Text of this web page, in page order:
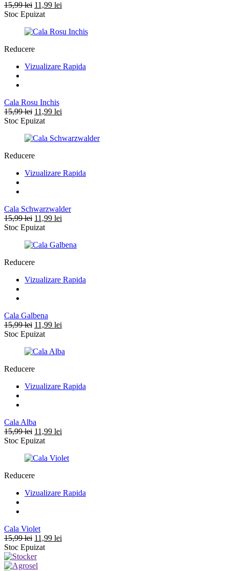
15,99lei Prețul
inițial
fost:
11,99 lei
11,99 lei.
Stoc Epuizat
Reducere
Vizualizare Rapida
Cala Rosu Inchis
15,99lei Prețul
inițial
fost:
11,99 lei
11,99 lei.
Stoc Epuizat
Reducere
Vizualizare Rapida
Cala Schwarzwalder
15,99lei Prețul
inițial
fost:
11,99 lei
11,99 lei.
Stoc Epuizat
Reducere
Vizualizare Rapida
Cala Galbena
15,99lei Prețul
inițial
fost:
11,99 lei
11,99 lei.
Stoc Epuizat
Reducere
Vizualizare Rapida
Cala Alba
15,99lei Prețul
inițial
fost:
11,99 lei
11,99 lei.
Stoc Epuizat
Reducere
Vizualizare Rapida
Cala Violet
15,99lei Prețul
inițial
a
fost:
11,99 lei
Stoc Epuizat